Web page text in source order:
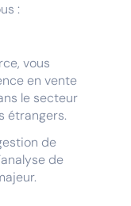
:
vous
en vente
le secteur
étrangers.
de
de